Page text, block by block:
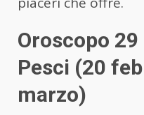
Oroscopo
Pesci (20
marzo)